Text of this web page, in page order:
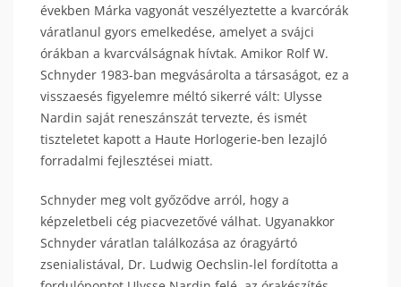
években Márka vagyonát veszélyeztette a kvarcórák
váratlanul gyors emelkedése, amelyet a svájci
órákban a kvarcválságnak hívtak. Amikor Rolf W.
Schnyder 1983-ban megvásárolta a társaságot, ez a
visszaesés figyelemre méltó sikerré vált: Ulysse
Nardin saját reneszánszát tervezte, és ismét
tiszteletet kapott a Haute Horlogerie-ben lezajló
forradalmi fejlesztései miatt.
Schnyder meg volt győződve arról, hogy a
képzeletbeli cég piacvezetővé válhat. Ugyanakkor
Schnyder váratlan találkozása az óragyártó
zsenialistával, Dr. Ludwig Oechslin-lel fordította a